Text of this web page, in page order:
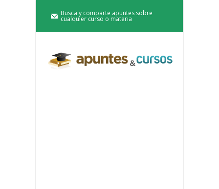
Busca y comparte apuntes sobre
cualquier curso o materia